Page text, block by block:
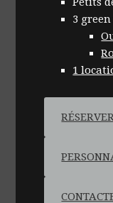
3 green
1